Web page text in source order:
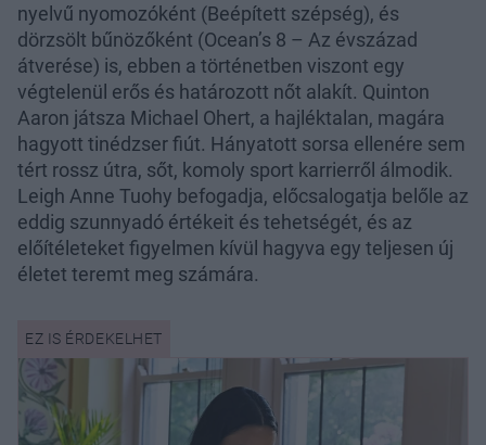
nyelvű nyomozóként (Beépített szépség), és
dörzsölt bűnözőként (Ocean’s 8 – Az évszázad
átverése) is, ebben a történetben viszont egy
végtelenül erős és határozott nőt alakít. Quinton
Aaron játsza Michael Ohert, a hajléktalan, magára
hagyott tinédzser fiút. Hányatott sorsa ellenére sem
tért rossz útra, sőt, komoly sport karrierről álmodik.
Leigh Anne Tuohy befogadja, előcsalogatja belőle az
eddig szunnyadó értékeit és tehetségét, és az
előítéleteket figyelmen kívül hagyva egy teljesen új
életet teremt meg számára.